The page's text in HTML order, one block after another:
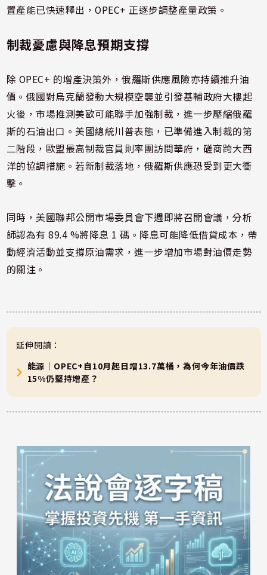
置產能已快速釋出，OPEC+ 正逐步調整產量政策。
制裁憂慮與降息預期支撐
除 OPEC+ 的增產決策外，俄羅斯供應風險亦持續推升油
價。俄國對烏克蘭發動大規模空襲並引發基輔政府大樓起
火後，市場推測美歐可能聯手加強制裁，進一步壓縮俄羅
斯的石油出口。美國總統川普表態，已準備進入制裁的第
二階段，歐盟最高制裁官員則率團訪問華府，磋商跨大西
洋的協調措施。若新制裁落地，俄羅斯供應恐受到更大衝
擊。
同時，美國聯邦公開市場委員會下週即將召開會議，分析
師認為有 89.4 %將降息 1 碼。降息可能降低借貸成本，帶
動經濟活動並支撐原油需求，進一步增加市場對油價走勢
的關注。
延伸閱讀：
能源｜OPEC+自10月起日增13.7萬桶，為何今年油價跌
15%仍堅持增產？